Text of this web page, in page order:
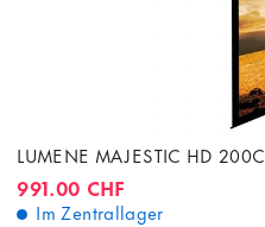
LUMENE MAJESTIC HD 200C
991.00 CHF
Im Zentrallager